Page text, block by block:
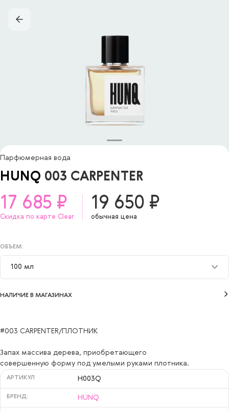
Парфюмерная вода
HUNQ 003 CARPENTER
ОБЪЕМ:
100 мл
100 мл
17 685 ₽
Скидка по карте Clear
19 650 ₽
обычная цена
НАЛИЧИЕ В МАГАЗИНАХ
#003 CARPENTER/ПЛОТНИК
Запах массива дерева, приобретающего
совершенную форму под умелыми руками плотника.
АРТИКУЛ H003Q
БРЕНД: HUNQ